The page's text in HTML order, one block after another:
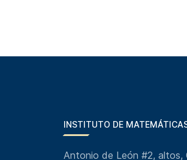
INSTITUTO DE
Antonio de León #2, altos,